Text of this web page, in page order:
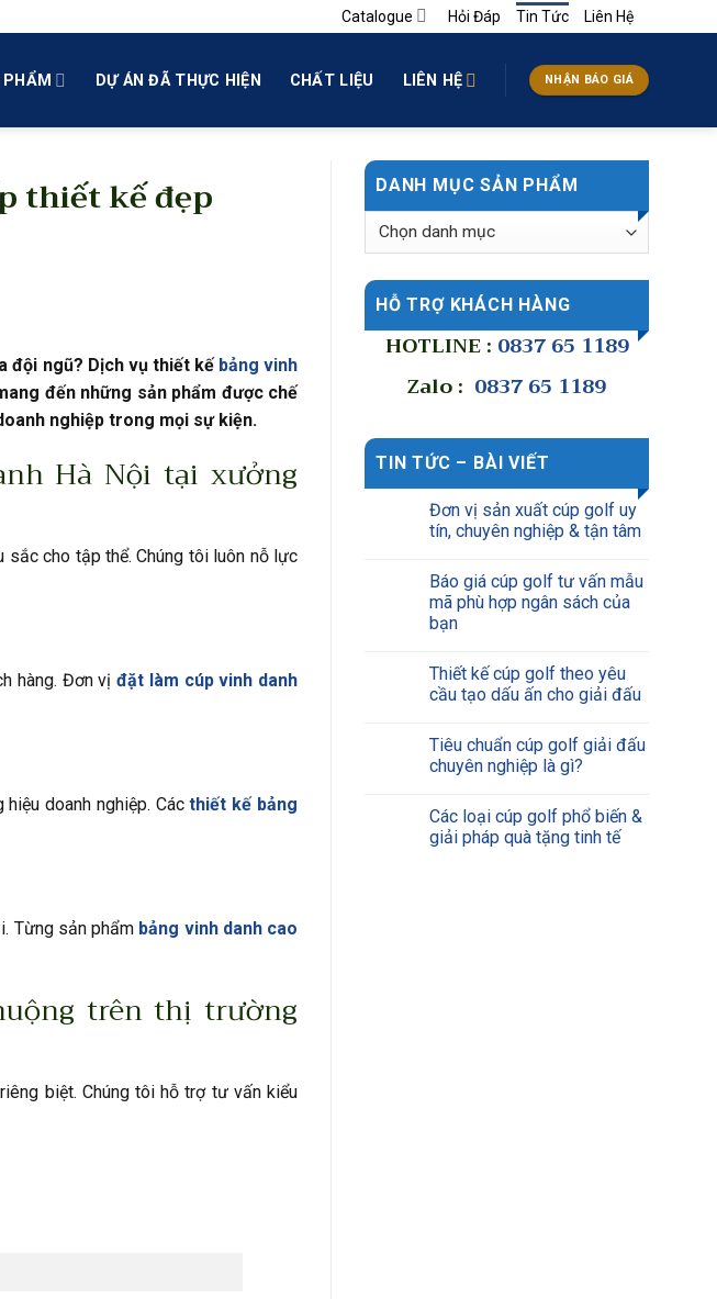
Catalogue Hỏi Đáp Tin Tức Liên Hệ
DỰ ÁN ĐÃ THỰC HIỆN CHẤT LIỆU LIÊN HỆ NHẬN BÁO GIÁ
thiết kế đẹp
đội ngũ? Dịch vụ thiết kế bảng vinh
đến những sản phẩm được chế
nghiệp trong mọi sự kiện.
Hà Nội tại xưởng
sắc cho tập thể. Chúng tôi luôn nỗ lực
hàng. Đơn vịđặt làm cúp vinh danh
doanh nghiệp. Cácthiết kế bảng
Từng sản phẩm bảng vinh danh cao
trên thị trường
biệt. Chúng tôi hỗ trợ tư vấn kiểu
DANH MỤC SẢN PHẨM
HỖ TRỢ KHÁCH HÀNG
HOTLINE : 0837 65 1189
Zalo : 0837 65 1189
TIN TỨC – BÀI VIẾT
Đơn vị sản xuất cúp golf uy
tín, chuyên nghiệp & tận tâm
Báo giá cúp golf tư vấn mẫu
mã phù hợp ngân sách của
bạn
Thiết kế cúp golf theo yêu
cầu tạo dấu ấn cho giải đấu
Tiêu chuẩn cúp golf giải đấu
chuyên nghiệp là gì?
Các loại cúp golf phổ biến &
giải pháp quà tặng tinh tế